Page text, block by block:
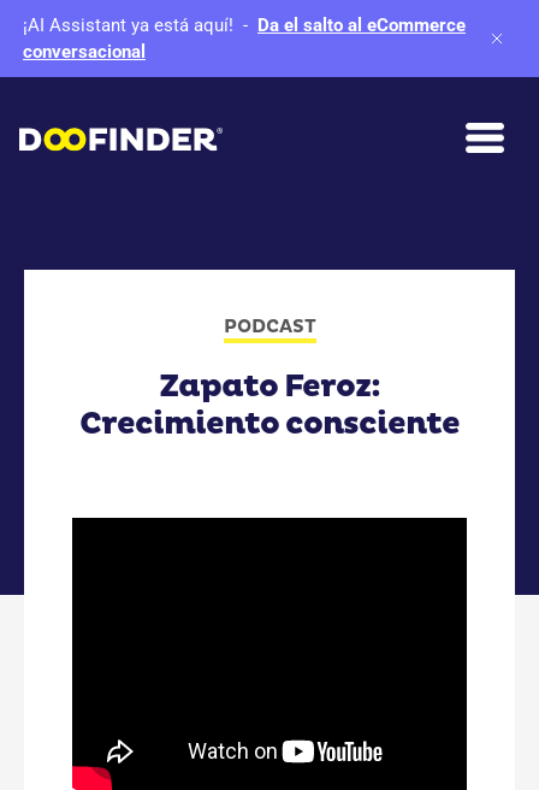
¡AI Assistant ya está aquí! - Da el salto al eCommerce
conversacional
PODCAST
Zapato Feroz:
Crecimiento consciente